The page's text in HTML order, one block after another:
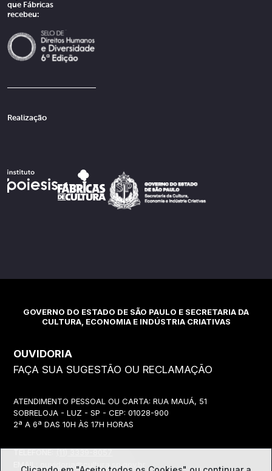
que Fábricas
recebeu:
Realização
GOVERNO DO ESTADO DE SÃO PAULO E SECRETARIA DA
CULTURA, ECONOMIA E INDÚSTRIA CRIATIVAS
OUVIDORIA
FAÇA SUA SUGESTÃO OU RECLAMAÇÃO
ATENDIMENTO PESSOAL OU CARTA: RUA MAUÁ, 51
SOBRELOJA - LUZ - SP - CEP: 01028-900
2ª A 6ª DAS 10H ÀS 17H HORAS
EMAIL:
ouvidoria@cultura.sp.gov.br